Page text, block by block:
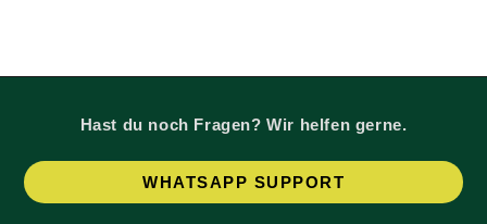
Hast du noch Fragen? Wir helfen gerne.
WHATSAPP SUPPORT